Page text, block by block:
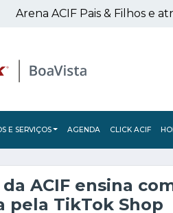
E SERVIÇOS AGENDA CLICK ACIF
ACIF ensina
pela TikTok Shop